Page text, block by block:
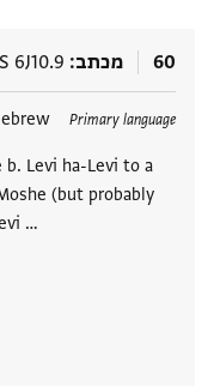
60 מכתב 6J10.9
Primary language
Levi ha-Levi to a
(but probably
…
תגים